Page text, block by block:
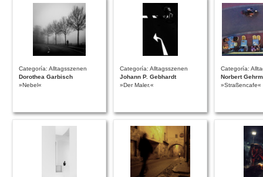
Categoría: Alltagsszenen
Dorothea Garbisch
»Nebel«
Categoría: Alltagsszenen
Johann P. Gebhardt
»Der Maler.«
Categoría:
Norbert
»Straßencafe«